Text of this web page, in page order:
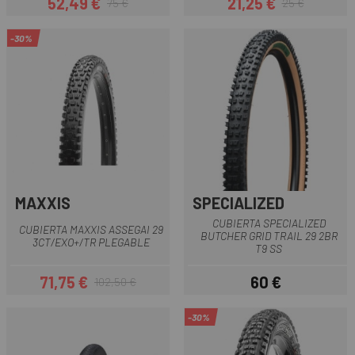
Precio
Precio regular
75 €
Precio
Precio regular
25 €
-30%
MAXXIS
CUBIERTA MAXXIS ASSEGAI 29
3CT/EXO+/TR PLEGABLE
Precio
71,75 €Precio regular
102,50 €
SPECIALIZED
CUBIERTA SPECIALIZED
BUTCHER GRID TRAIL 29 2BR
T9 SS
Precio
60 €
-30%